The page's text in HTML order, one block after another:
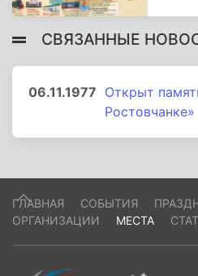
СВЯЗАННЫЕ
06.11.1977 Открыт
Ростовчанке»
ГЛАВНАЯ СОБЫТИЯ
ОРГАНИЗАЦИИ
МЕСТА